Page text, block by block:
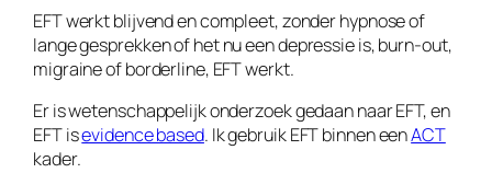
EFT werkt blijvend en compleet, zonder hypnose of
lange gesprekken of het nu een depressie is, burn-out,
migraine of borderline, EFT werkt.
Er is wetenschappelijk onderzoek gedaan naar EFT, en
EFT isevidence based. Ik gebruik EFT binnen eenACT
kader.